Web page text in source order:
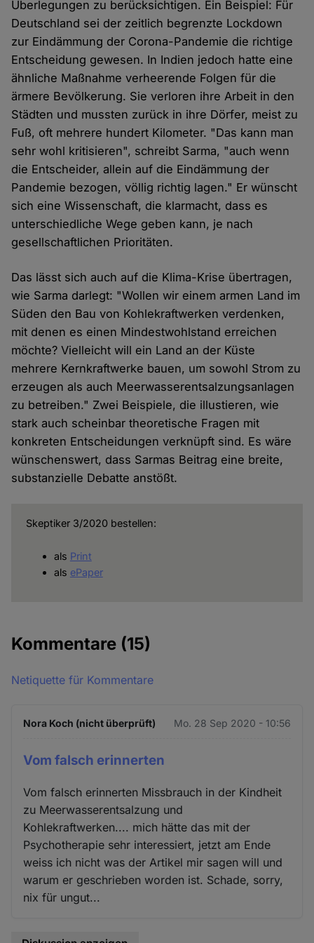
Überlegungen zu berücksichtigen. Ein Beispiel: Für
Deutschland sei der zeitlich begrenzte Lockdown
zur Eindämmung der Corona-Pandemie die richtige
Entscheidung gewesen. In Indien jedoch hatte eine
ähnliche Maßnahme verheerende Folgen für die
ärmere Bevölkerung. Sie verloren ihre Arbeit in den
Städten und mussten zurück in ihre Dörfer, meist zu
Fuß, oft mehrere hundert Kilometer. "Das kann man
sehr wohl kritisieren", schreibt Sarma, "auch wenn
die Entscheider, allein auf die Eindämmung der
Pandemie bezogen, völlig richtig lagen." Er wünscht
sich eine Wissenschaft, die klarmacht, dass es
unterschiedliche Wege geben kann, je nach
gesellschaftlichen Prioritäten.
Das lässt sich auch auf die Klima-Krise übertragen,
wie Sarma darlegt: "Wollen wir einem armen Land im
Süden den Bau von Kohlekraftwerken verdenken,
mit denen es einen Mindestwohlstand erreichen
möchte? Vielleicht will ein Land an der Küste
mehrere Kernkraftwerke bauen, um sowohl Strom zu
erzeugen als auch Meerwasserentsalzungsanlagen
zu betreiben." Zwei Beispiele, die illustieren, wie
stark auch scheinbar theoretische Fragen mit
konkreten Entscheidungen verknüpft sind. Es wäre
wünschenswert, dass Sarmas Beitrag eine breite,
substanzielle Debatte anstößt.
Skeptiker 3/2020 bestellen:
als Print
als ePaper
Kommentare (15)
Netiquette für Kommentare
Nora Koch (nicht überprüft) Mo. 28 Sep 2020 - 10:56
Vom falsch erinnerten
Vom falsch erinnerten Missbrauch in der Kindheit
zu Meerwasserentsalzung und
Kohlekraftwerken.... mich hätte das mit der
Psychotherapie sehr interessiert, jetzt am Ende
weiss ich nicht was der Artikel mir sagen will und
warum er geschrieben worden ist. Schade, sorry,
nix für ungut...